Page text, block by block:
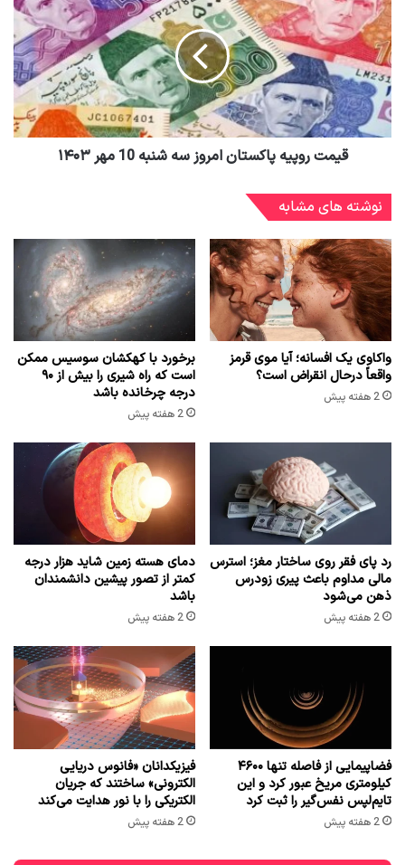
قیمت روپیه پاکستان امروز سه شنبه 10 مهر ۱۴۰۳
نوشته های مشابه
واکاوی یک افسانه؛ آیا موی قرمز
واقعاً درحال انقراض است؟
2 هفته پیش
برخورد با کهکشان سوسیس ممکن
است که راه شیری را بیش از ۹۰
درجه چرخانده باشد
2 هفته پیش
رد پای فقر روی ساختار مغز؛ استرس
مالی مداوم باعث پیری زودرس
ذهن می‌شود
2 هفته پیش
دمای هسته زمین شاید هزار درجه
کمتر از تصور پیشین دانشمندان
باشد
2 هفته پیش
فضاپیمایی از فاصله تنها ۴۶۰۰
کیلومتری مریخ عبور کرد و این
تایم‌لپس نفس‌گیر را ثبت کرد
2 هفته پیش
فیزیکدانان «فانوس دریایی
الکترونی» ساختند که جریان
الکتریکی را با نور هدایت می‌کند
2 هفته پیش